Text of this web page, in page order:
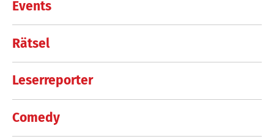
Events
Rätsel
Leserreporter
Comedy